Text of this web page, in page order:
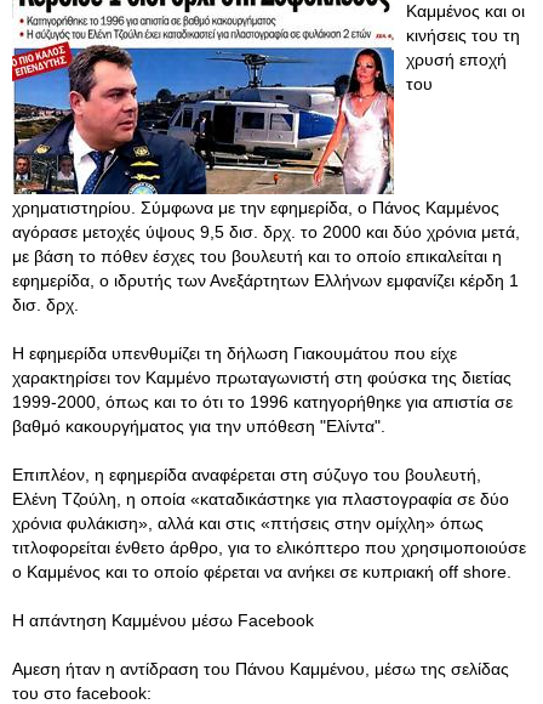
Καμμένος και οι
κινήσεις του τη
χρυσή εποχή
του
χρηματιστηρίου. Σύμφωνα με την εφημερίδα, ο Πάνος Καμμένος
αγόρασε μετοχές ύψους 9,5 δισ. δρχ. το 2000 και δύο χρόνια μετά,
με βάση το πόθεν έσχες του βουλευτή και το οποίο επικαλείται η
εφημερίδα, ο ιδρυτής των Ανεξάρτητων Ελλήνων εμφανίζει κέρδη 1
δισ. δρχ.
Η εφημερίδα υπενθυμίζει τη δήλωση Γιακουμάτου που είχε
χαρακτηρίσει τον Καμμένο πρωταγωνιστή στη φούσκα της διετίας
1999-2000, όπως και το ότι το 1996 κατηγορήθηκε για απιστία σε
βαθμό κακουργήματος για την υπόθεση "Ελίντα".
Επιπλέον, η εφημερίδα αναφέρεται στη σύζυγο του βουλευτή,
Ελένη Τζούλη, η οποία «καταδικάστηκε για πλαστογραφία σε δύο
χρόνια φυλάκιση», αλλά και στις «πτήσεις στην ομίχλη» όπως
τιτλοφορείται ένθετο άρθρο, για το ελικόπτερο που χρησιμοποιούσε
ο Καμμένος και το οποίο φέρεται να ανήκει σε κυπριακή οff shore.
Η απάντηση Καμμένου μέσω Facebook
Aμεση ήταν η αντίδραση του Πάνου Καμμένου, μέσω της σελίδας
του στο facebook: